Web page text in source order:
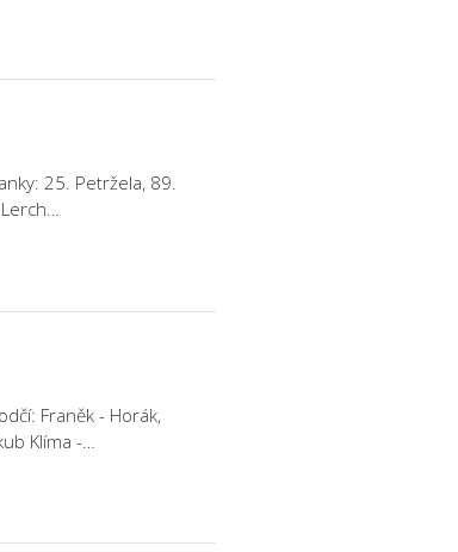
25. Petržela, 89.
Franěk - Horák,
Klíma -…